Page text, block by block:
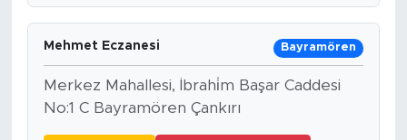
Mehmet Eczanesi Bayramören
Merkez Mahallesi, İbrahi̇m Başar Caddesi
No:1 C Bayramören Çankırı